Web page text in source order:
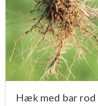
Hæk med bar rod